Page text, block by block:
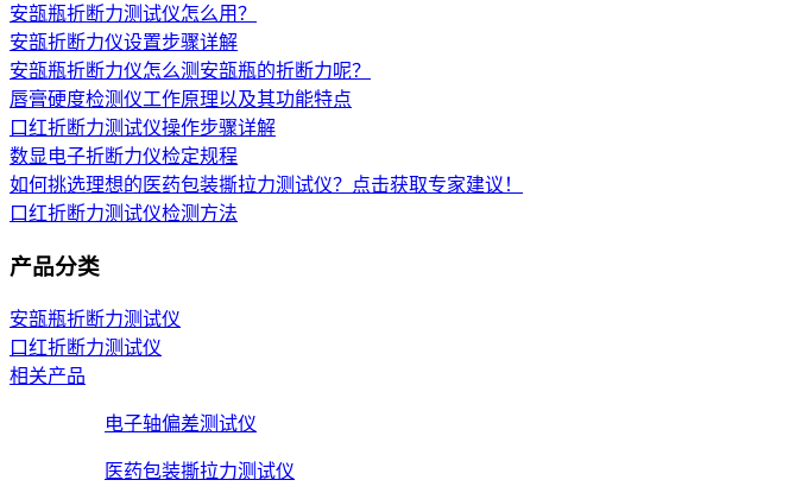
安瓿瓶折断力测试仪怎么用？
安瓿折断力仪设置步骤详解
安瓿瓶折断力仪怎么测安瓿瓶的折断力呢？
唇膏硬度检测仪工作原理以及其功能特点
口红折断力测试仪操作步骤详解
数显电子折断力仪检定规程
如何挑选理想的医药包装撕拉力测试仪？点击获取专家建议！
口红折断力测试仪检测方法
产品分类
安瓿瓶折断力测试仪
口红折断力测试仪
相关产品
电子轴偏差测试仪
医药包装撕拉力测试仪